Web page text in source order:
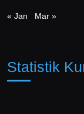
« Jan Mar »
Statistik